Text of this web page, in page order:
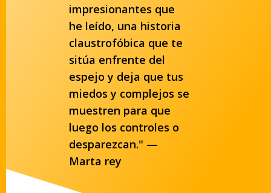
impresionantes que
he leído, una historia
claustrofóbica que te
sitúa enfrente del
espejo y deja que tus
miedos y complejos se
muestren para que
luego los controles o
desparezcan." —
Marta rey